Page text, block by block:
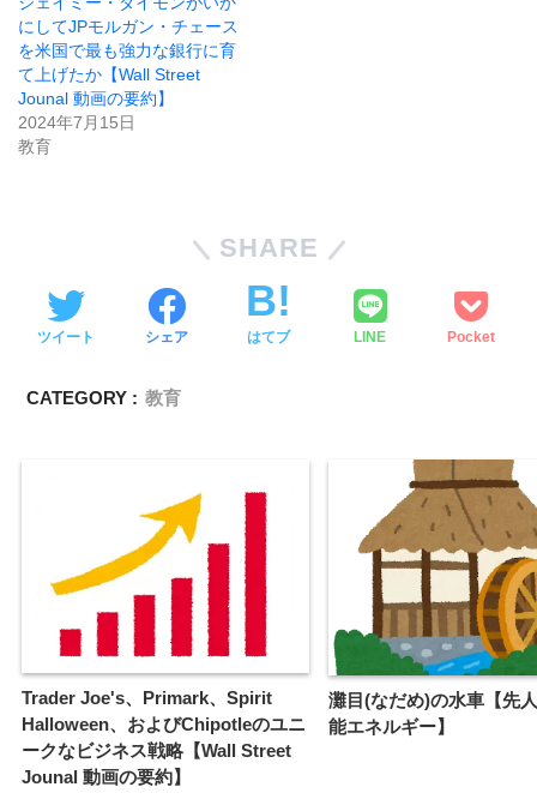
にしてJPモルガン・チェース
を米国で最も強力な銀行に育
て上げたか【Wall Street
Jounal 動画の要約】
2024年7月15日
教育
SHARE
ツイート シェア はてブ LINE Pocket
CATEGORY : 教育
Trader Joe's、Primark、Spirit
Halloween、およびChipotleのユニ
ークなビジネス戦略【Wall Street
Jounal 動画の要約】
灘目(なだめ)の水車【先
能エネルギー】